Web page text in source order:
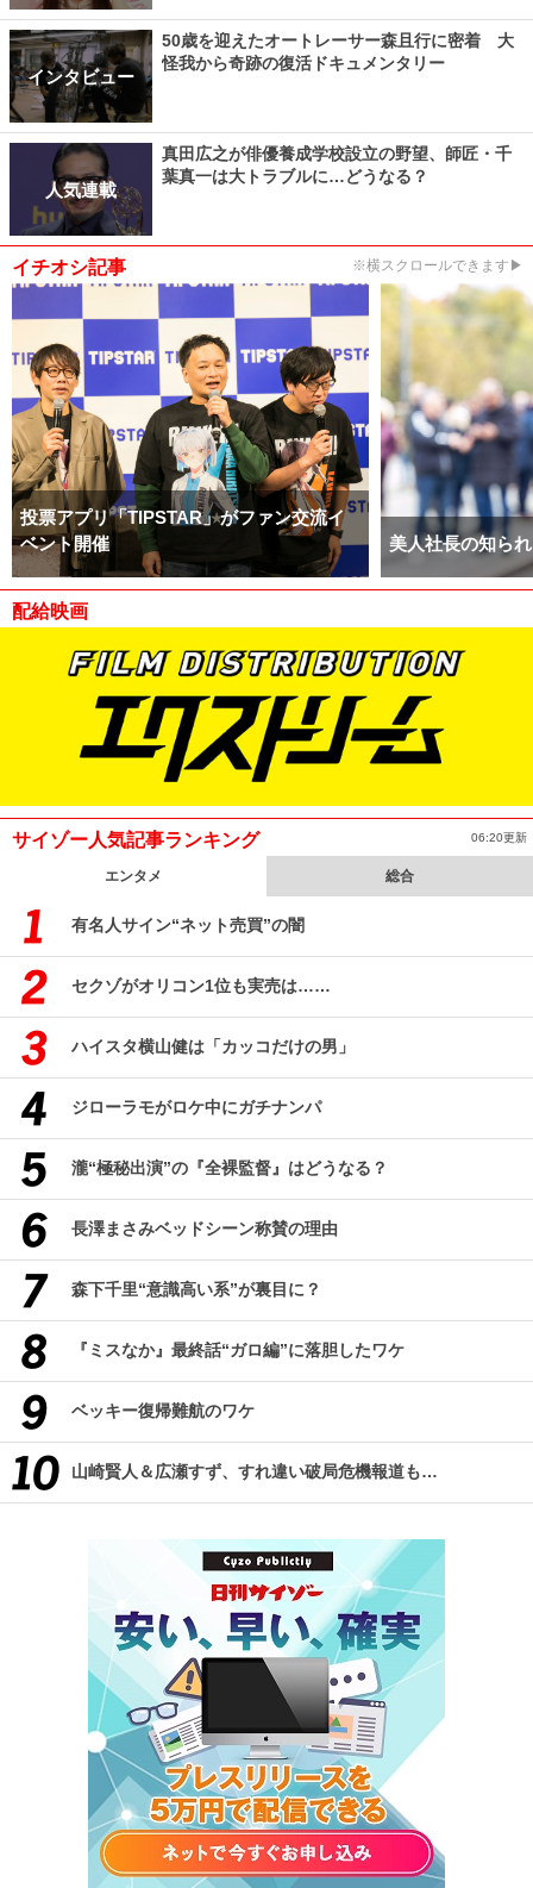
インタビュー
50歳を迎えたオートレーサー森且行に密着 大
怪我から奇跡の復活ドキュメンタリー
人気連載
真田広之が俳優養成学校設立の野望、師匠・千
葉真一は大トラブルに…どうなる？
イチオシ記事 ※横スクロールできます▶
投票アプリ「TIPSTAR」がファン交流イ
ベント開催
美人社長の知ら
配給映画
サイゾー人気記事ランキング 06:20更新
エンタメ 総合
有名人サイン“ネット売買”の闇
セクゾがオリコン1位も実売は……
ハイスタ横山健は「カッコだけの男」
ジローラモがロケ中にガチナンパ
瀧“極秘出演”の『全裸監督』はどうなる？
長澤まさみベッドシーン称賛の理由
森下千里“意識高い系”が裏目に？
『ミスなか』最終話“ガロ編”に落胆したワケ
ベッキー復帰難航のワケ
山崎賢人＆広瀬すず、すれ違い破局危機報道も…